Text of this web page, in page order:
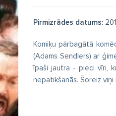
Pirmizrādes datums:
Komiķu pārbagātā
(Adams Sendlers) ar
īpaši jautra - pieci vīri,
nepatikšanās. Šoreiz